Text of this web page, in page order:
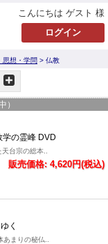
こんにちは ゲスト 様
思想・学問 > 仏教
）
学の霊峰 DVD
台宗の総本..
販売価格: 4,620円(税込)
く
まりの秘仏..